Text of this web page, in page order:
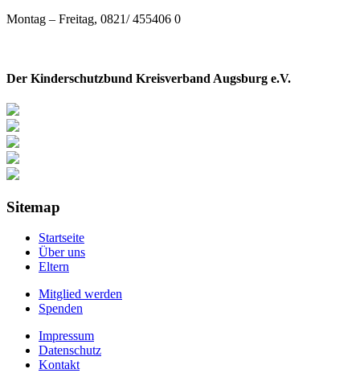
Montag – Freitag, 0821/ 455406 0
Der Kinderschutzbund Kreisverband Augsburg e.V.
Sitemap
Startseite
Über uns
Eltern
Mitglied werden
Spenden
Impressum
Datenschutz
Kontakt